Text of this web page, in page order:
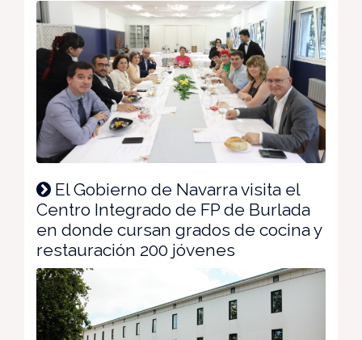
El Gobierno de Navarra visita el
Centro Integrado de FP de Burlada
en donde cursan grados de cocina y
restauración 200 jóvenes